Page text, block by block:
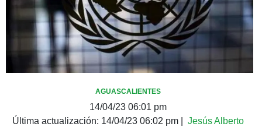
AGUASCALIENTES
14/04/23 06:01 pm
Última actualización: 14/04/23 06:02 pm
Jesús Alberto